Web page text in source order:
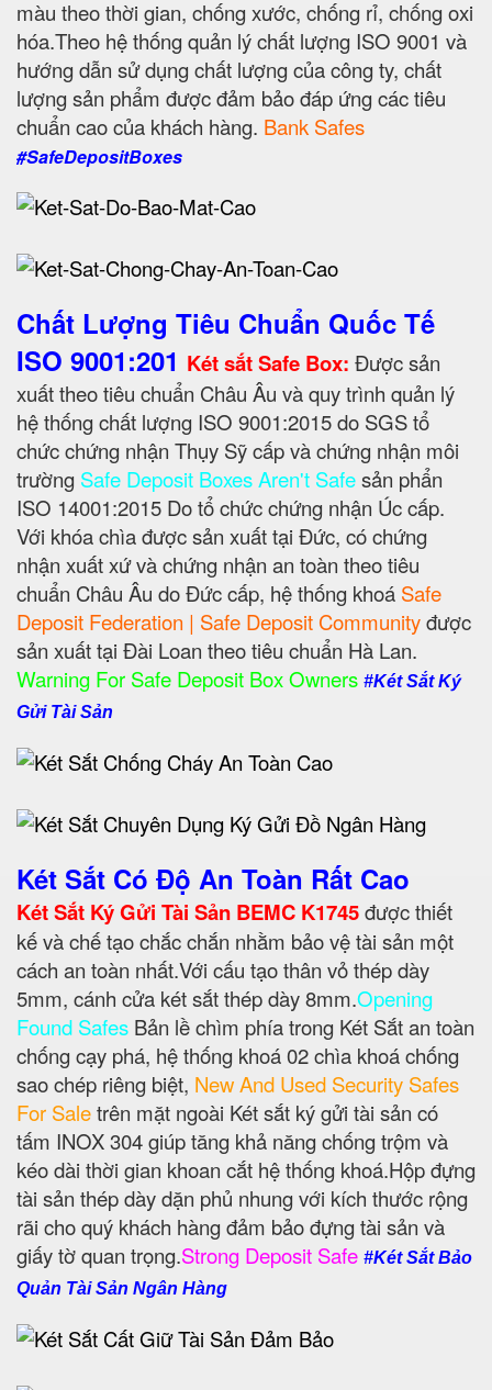
màu theo thời gian, chống xước, chống rỉ, chống oxi
hóa.Theo hệ thống quản lý chất lượng ISO 9001 và
hướng dẫn sử dụng chất lượng của công ty, chất
lượng sản phẩm được đảm bảo đáp ứng các tiêu
chuẩn cao của khách hàng. Bank Safes
#SafeDepositBoxes
Chất Lượng Tiêu Chuẩn Quốc Tế
ISO 9001:201 Két sắt Safe Box: Được sản
xuất theo tiêu chuẩn Châu Âu và quy trình quản lý
hệ thống chất lượng ISO 9001:2015 do SGS tổ
chức chứng nhận Thụy Sỹ cấp và chứng nhận môi
trường Safe Deposit Boxes Aren't Safesản phẩn
ISO 14001:2015 Do tổ chức chứng nhận Úc cấp.
Với khóa chìa được sản xuất tại Đức, có chứng
nhận xuất xứ và chứng nhận an toàn theo tiêu
chuẩn Châu Âu do Đức cấp, hệ thống khoá Safe
Deposit Federation | Safe Deposit Communityđược
sản xuất tại Đài Loan theo tiêu chuẩn Hà Lan.
Warning For Safe Deposit Box Owners #Két Sắt Ký
Gửi Tài Sản
Két Sắt Có Độ An Toàn Rất Cao
Két Sắt Ký Gửi Tài Sản BEMC K1745được thiết
kế và chế tạo chắc chắn nhằm bảo vệ tài sản một
cách an toàn nhất.Với cấu tạo thân vỏ thép dày
5mm, cánh cửa két sắt thép dày 8mm.Opening
Found Safes Bản lề chìm phía trong Két Sắt an toàn
chống cạy phá, hệ thống khoá 02 chìa khoá chống
sao chép riêng biệt, New And Used Security Safes
For Saletrên mặt ngoài Két sắt ký gửi tài sản có
tấm INOX 304 giúp tăng khả năng chống trộm và
kéo dài thời gian khoan cắt hệ thống khoá.Hộp đựng
tài sản thép dày dặn phủ nhung với kích thước rộng
rãi cho quý khách hàng đảm bảo đựng tài sản và
giấy tờ quan trọng.Strong Deposit Safe #Két Sắt Bảo
Quản Tài Sản Ngân Hàng